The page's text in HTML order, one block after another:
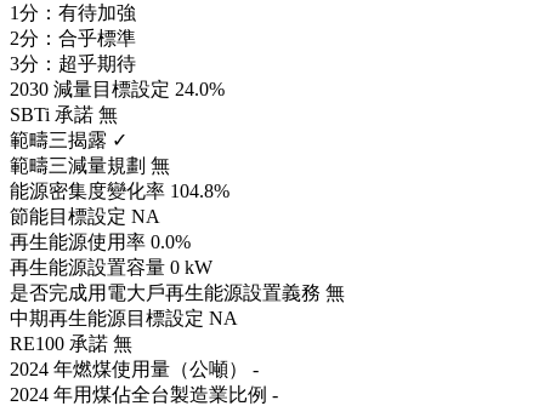
1分：有待加強
2分：合乎標準
3分：超乎期待
2030 減量目標設定 24.0%
SBTi 承諾 無
範疇三揭露 ✓
範疇三減量規劃 無
能源密集度變化率 104.8%
節能目標設定 NA
再生能源使用率 0.0%
再生能源設置容量 0 kW
是否完成用電大戶再生能源設置義務 無
中期再生能源目標設定 NA
RE100 承諾 無
2024 年燃煤使用量（公噸） -
2024 年用煤佔全台製造業比例 -